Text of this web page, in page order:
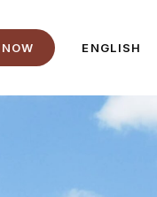
NOW ENGLISH